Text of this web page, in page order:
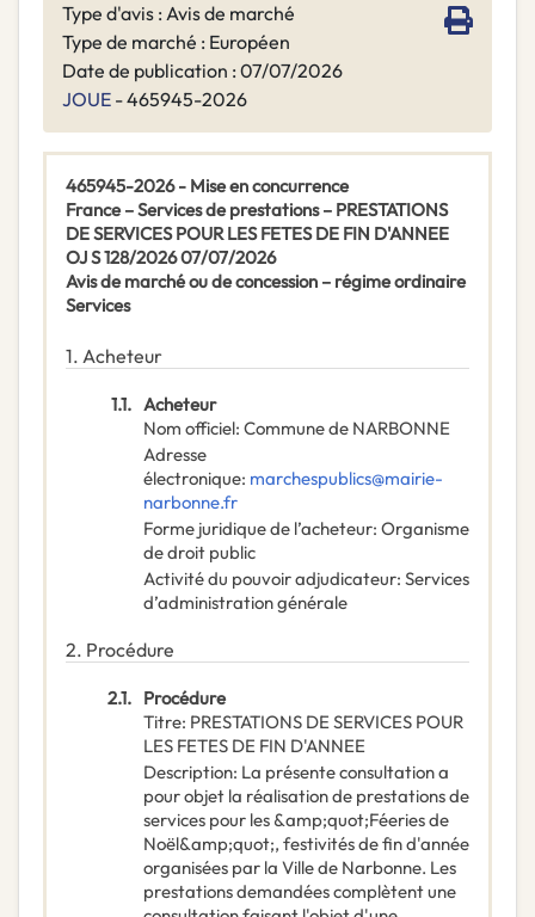
Type d'avis : Avis de marché
Type de marché : Européen
Date de publication : 07/07/2026
JOUE - 465945-2026
465945-2026 - Mise en concurrence
France – Services de prestations – PRESTATIONS
DE SERVICES POUR LES FETES DE FIN D'ANNEE
OJ S 128/2026 07/07/2026
Avis de marché ou de concession – régime ordinaire
Services
1. Acheteur
1.1. Acheteur
Nom officiel: Commune de NARBONNE
Adresse
électronique: marchespublics@mairie-
narbonne.fr
Forme juridique de l’acheteur: Organisme
de droit public
Activité du pouvoir adjudicateur: Services
d’administration générale
2. Procédure
2.1. Procédure
Titre: PRESTATIONS DE SERVICES POUR
LES FETES DE FIN D'ANNEE
Description: La présente consultation a
pour objet la réalisation de prestations de
services pour les &amp;quot;Féeries de
Noël&amp;quot;, festivités de fin d'année
organisées par la Ville de Narbonne. Les
prestations demandées complètent une